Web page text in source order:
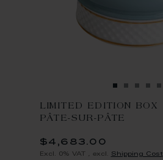
LIMITED EDITION BOX
PÂTE-SUR-PÂTE
$4,683.00
Excl. 0% VAT excl. Shipping Cost